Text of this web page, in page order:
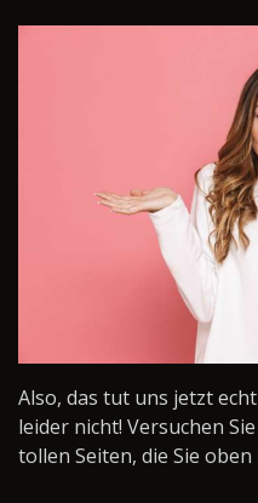
Also, das tut uns jetzt
leider nicht! Versuchen
tollen Seiten, die Sie